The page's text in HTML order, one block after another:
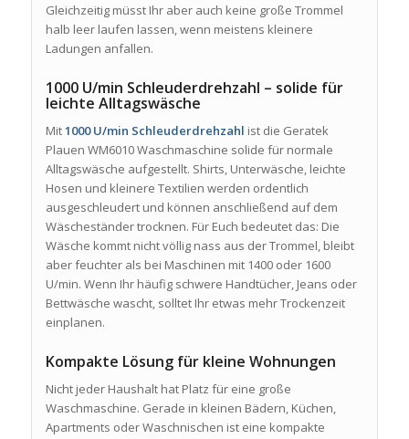
Gleichzeitig müsst Ihr aber auch keine große Trommel
halb leer laufen lassen, wenn meistens kleinere
Ladungen anfallen.
1000 U/min Schleuderdrehzahl – solide für
leichte Alltagswäsche
Mit1000 U/min Schleuderdrehzahl ist die Geratek
Plauen WM6010 Waschmaschine solide für normale
Alltagswäsche aufgestellt. Shirts, Unterwäsche, leichte
Hosen und kleinere Textilien werden ordentlich
ausgeschleudert und können anschließend auf dem
Wäscheständer trocknen. Für Euch bedeutet das: Die
Wäsche kommt nicht völlig nass aus der Trommel, bleibt
aber feuchter als bei Maschinen mit 1400 oder 1600
U/min. Wenn Ihr häufig schwere Handtücher, Jeans oder
Bettwäsche wascht, solltet Ihr etwas mehr Trockenzeit
einplanen.
Kompakte Lösung für kleine Wohnungen
Nicht jeder Haushalt hat Platz für eine große
Waschmaschine. Gerade in kleinen Bädern, Küchen,
Apartments oder Waschnischen ist eine kompakte